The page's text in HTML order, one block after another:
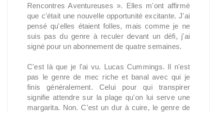
Rencontres Aventureuses ». Elles m'ont affirmé
que c'était une nouvelle opportunité excitante. J'ai
pensé qu'elles étaient folles, mais comme je ne
suis pas du genre à reculer devant un défi, j'ai
signé pour un abonnement de quatre semaines.
C'est là que je l'ai vu. Lucas Cummings. Il n'est
pas le genre de mec riche et banal avec qui je
finis généralement. Celui pour qui transpirer
signifie attendre sur la plage qu'on lui serve une
margarita. Non. C'est un dur à cuire, le genre de